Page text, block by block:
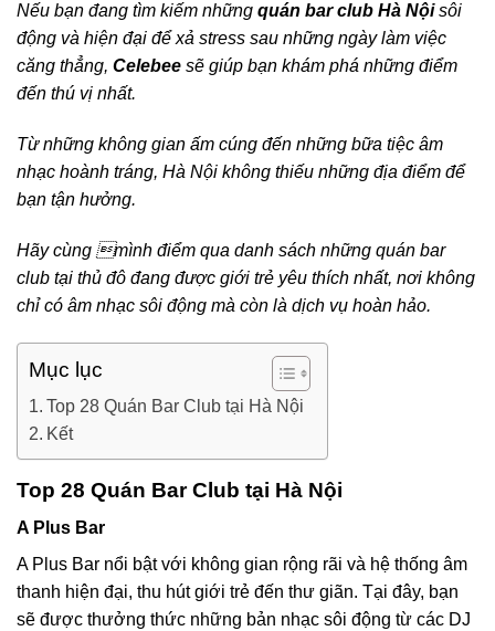
Nếu bạn đang tìm kiếm những quán bar club Hà Nộisôi
động và hiện đại để xả stress sau những ngày làm việc
căng thẳng, Celebee sẽ giúp bạn khám phá những điểm
đến thú vị nhất.
Từ những không gian ấm cúng đến những bữa tiệc âm
nhạc hoành tráng, Hà Nội không thiếu những địa điểm để
bạn tận hưởng.
Hãy cùng mình điểm qua danh sách những quán bar
club tại thủ đô đang được giới trẻ yêu thích nhất, nơi không
chỉ có âm nhạc sôi động mà còn là dịch vụ hoàn hảo.
Mục lục
Top 28 Quán Bar Club tại Hà Nội
Kết
Top 28 Quán Bar Club tại Hà Nội
A Plus Bar
A Plus Bar nổi bật với không gian rộng rãi và hệ thống âm
thanh hiện đại, thu hút giới trẻ đến thư giãn. Tại đây, bạn
sẽ được thưởng thức những bản nhạc sôi động từ các DJ